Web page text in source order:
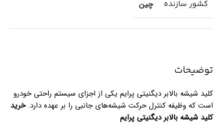
توضیحات
کلید شیشه بالابر دیگنیتی پرایم یکی از اجزای سیستم راحتی خودرو
است که وظیفه کنترل حرکت شیشه‌های جانبی را بر عهده دارد.خرید
کلید شیشه بالابر دیگنیتی پرایم
کشور سازنده چین